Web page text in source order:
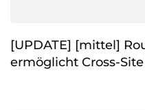
[UPDATE] [mittel]
ermöglicht Cross-